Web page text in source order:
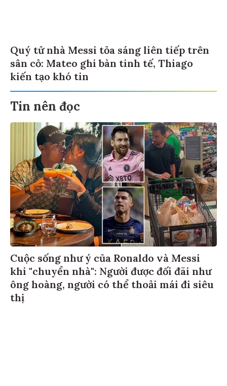
Quý tử nhà Messi tỏa sáng liên tiếp trên
sân cỏ: Mateo ghi bàn tinh tế, Thiago
kiến tạo khó tin
Tin nên đọc
Cuộc sống như ý của Ronaldo và Messi
khi "chuyển nhà": Người được đối đãi như
ông hoàng, người có thể thoải mái đi siêu
thị